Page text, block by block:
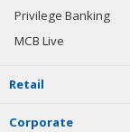
Privilege Banking
MCB Live
Retail
Corporate